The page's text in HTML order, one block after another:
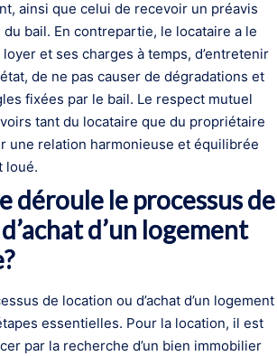
ainsi que celui de recevoir un préavis
bail. En contrepartie, le locataire a le
et ses charges à temps, d’entretenir
de ne pas causer de dégradations et
fixées par le bail. Le respect mutuel
tant du locataire que du propriétaire
une relation harmonieuse et équilibrée
loué.
déroule le processus de
d’un logement
de location ou d’achat d’un logement
essentielles. Pour la location, il est
par la recherche d’un bien immobilier